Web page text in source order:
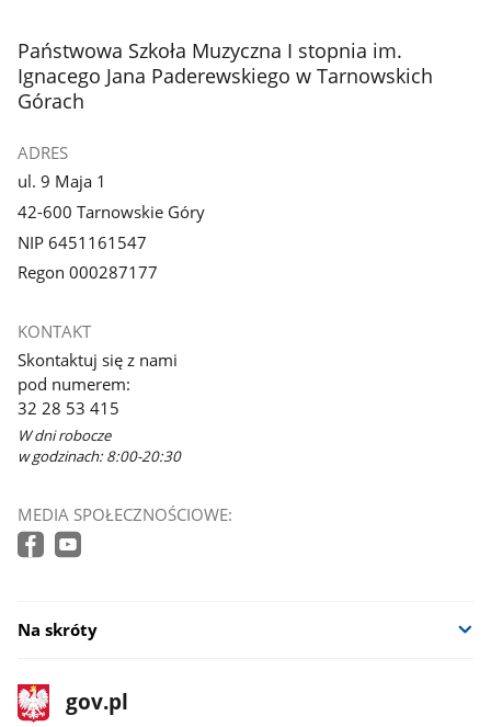
stopka
Państwowa Szkoła Muzyczna I stopnia im.
Ignacego Jana Paderewskiego w Tarnowskich
Górach
ADRES
ul. 9 Maja 1
42-600 Tarnowskie Góry
NIP 6451161547
Regon 000287177
KONTAKT
Skontaktuj się z nami
pod numerem:
32 28 53 415
W dni robocze
w godzinach: 8:00-20:30
MEDIA SPOŁECZNOŚCIOWE:
Na skróty
stopka
gov.pl
Strona
gov.pl